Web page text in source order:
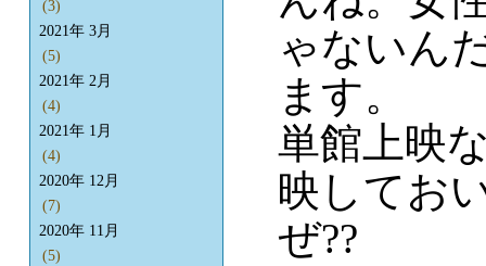
ゃないん
ます。
単館上映
映してお
ぜ??
(3)
2021年 3月
(5)
2021年 2月
(4)
2021年 1月
(4)
2020年 12月
(7)
2020年 11月
(5)